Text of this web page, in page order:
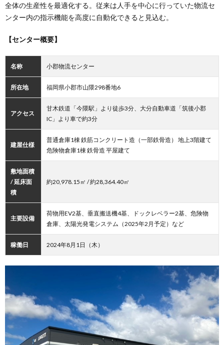
全体の生産性を最適化する。従来は人手を中心に行っていた物流セ
ンター内の指示機能を高度に自動化できると見込む。
【センター概要】
名称 小郡物流センター
所在地 福岡県小郡市山隈298番地6
アクセス
甘木鉄道「今隈駅」より徒歩3分、大分自動車道「筑後小郡
IC」より車で約3分
建屋仕様
普通倉庫1棟 鉄筋コンクリート造（一部鉄骨造） 地上3階建て
危険物倉庫1棟 鉄骨造 平屋建て
敷地面積
/ 延床面
積
約20,978.15㎡ / 約28,364.40㎡
主要設備
荷物用EV2基、垂直搬送機4基、ドックレベラー2基、危険物
倉庫、太陽光発電システム（2025年2月予定）など
稼働日 2024年8月1日（木）